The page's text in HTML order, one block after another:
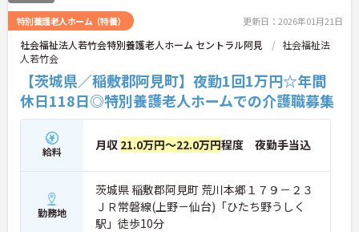
特別養護老人ホーム（特養） 更新日：2026年01月21日
社会福祉法人若竹会特別養護老人ホーム セントラル阿見
社会福祉法
人若竹会
【茨城県／稲敷郡阿見町】夜勤1回1万円☆年間
休日118日◎特別養護老人ホームでの介護職募集
給料 月収 21.0万円～22.0万円程度 夜勤手当込
勤務地
茨城県 稲敷郡阿見町 荒川本郷１７９－２３
ＪＲ常磐線(上野－仙台)「ひたち野うしく
駅」徒歩10分